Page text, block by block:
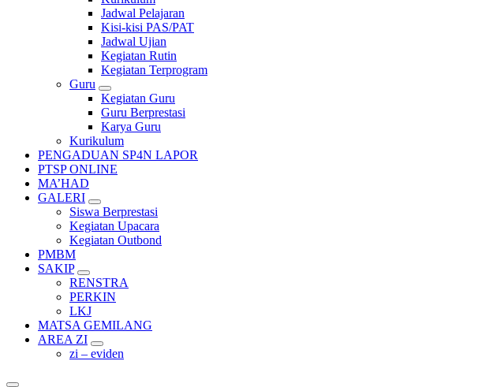
Jadwal Pelajaran
Kisi-kisi PAS/PAT
Jadwal Ujian
Kegiatan Rutin
Kegiatan Terprogram
Guru
Kegiatan Guru
Guru Berprestasi
Karya Guru
Kurikulum
PENGADUAN SP4N LAPOR
PTSP ONLINE
MA’HAD
GALERI
Siswa Berprestasi
Kegiatan Upacara
Kegiatan Outbond
PMBM
SAKIP
RENSTRA
PERKIN
LKJ
MATSA GEMILANG
AREA ZI
zi – eviden